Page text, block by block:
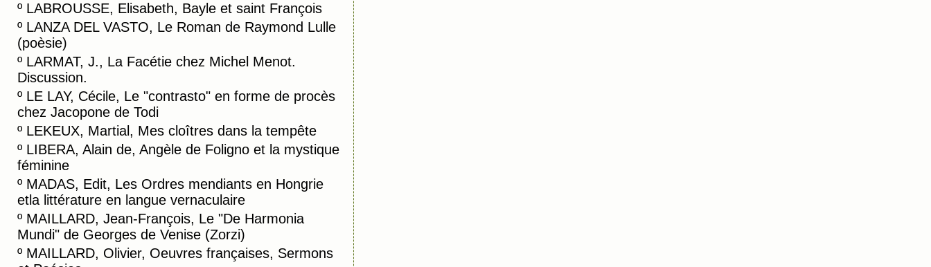
º LABROUSSE, Elisabeth, Bayle et saint François
º LANZA DEL VASTO, Le Roman de Raymond Lulle
(poèsie)
º LARMAT, J., La Facétie chez Michel Menot.
Discussion.
º LE LAY, Cécile, Le "contrasto" en forme de procès
chez Jacopone de Todi
º LEKEUX, Martial, Mes cloîtres dans la tempête
º LIBERA, Alain de, Angèle de Foligno et la mystique
féminine
º MADAS, Edit, Les Ordres mendiants en Hongrie
etla littérature en langue vernaculaire
º MAILLARD, Jean-François, Le "De Harmonia
Mundi" de Georges de Venise (Zorzi)
º MAILLARD, Olivier, Oeuvres françaises, Sermons